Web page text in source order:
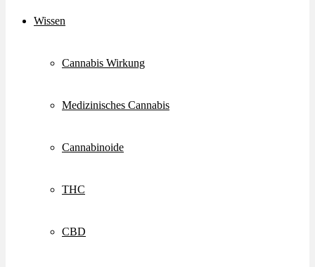
Wissen
Cannabis Wirkung
Medizinisches Cannabis
Cannabinoide
THC
CBD